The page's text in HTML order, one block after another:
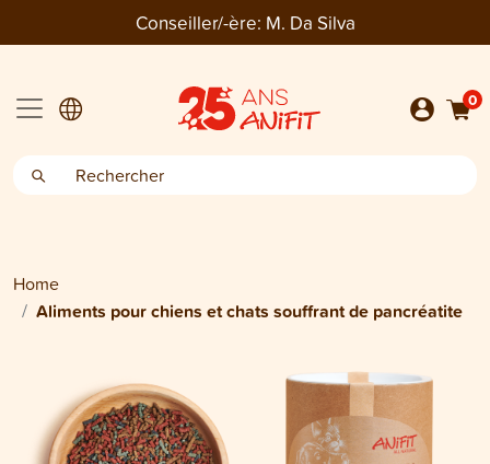
Conseiller/-ère: M. Da Silva
0
Home
Aliments pour chiens et chats souffrant de pancréatite